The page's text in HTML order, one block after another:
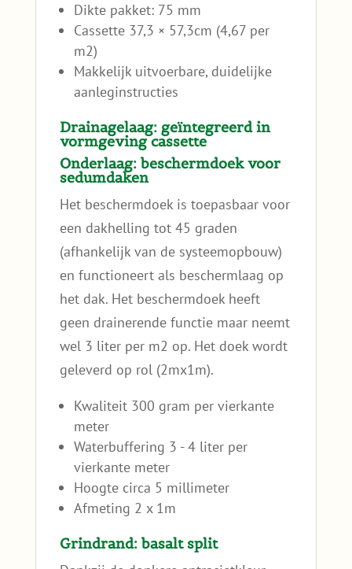
Dikte pakket: 75 mm
Cassette 37,3 × 57,3cm (4,67 per
m2)
Makkelijk uitvoerbare, duidelijke
aanleginstructies
Drainagelaag: geïntegreerd in
vormgeving cassette
Onderlaag: beschermdoek voor
sedumdaken
Het beschermdoek is toepasbaar voor
een dakhelling tot 45 graden
(afhankelijk van de systeemopbouw)
en functioneert als beschermlaag op
het dak. Het beschermdoek heeft
geen drainerende functie maar neemt
wel 3 liter per m2 op. Het doek wordt
geleverd op rol (2mx1m).
Kwaliteit 300 gram per vierkante
meter
Waterbuffering 3 - 4 liter per
vierkante meter
Hoogte circa 5 millimeter
Afmeting 2 x 1m
Grindrand: basalt split